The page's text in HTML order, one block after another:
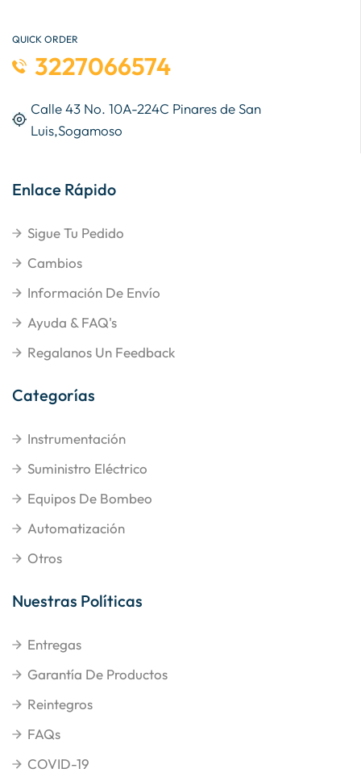
QUICK ORDER
3227066574
Calle 43 No. 10A-224C Pinares de San
Luis,Sogamoso
Enlace Rápido
Sigue Tu Pedido
Cambios
Información De Envío
Ayuda & FAQ's
Regalanos Un Feedback
Categorías
Instrumentación
Suministro Eléctrico
Equipos De Bombeo
Automatización
Otros
Nuestras Políticas
Entregas
Garantía De Productos
Reintegros
FAQs
COVID-19